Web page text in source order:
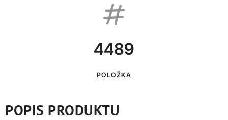
4489
POLOŽKA
POPIS PRODUKTU